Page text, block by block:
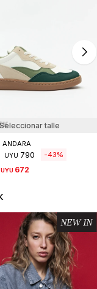
talle
ANDARA
UYU 790 43
UYU 672